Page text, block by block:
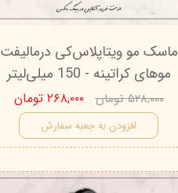
ماسک مو ویتاپلاس‌کی درمالیفت
موهای کراتینه - 150 میلی‌لیتر
۵۲۸,۰۰۰ تومان ۲۶۸,۰۰۰ تومان
افزودن به جعبه سفارش